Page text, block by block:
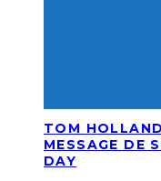
TOM
MESSAGE DE
DAY